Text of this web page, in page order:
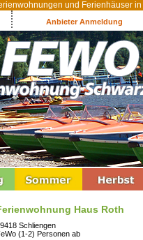
und Ferienhäuser
Anbieter Anmeldung
Haus Roth
Schliengen
(1-2) Personen ab